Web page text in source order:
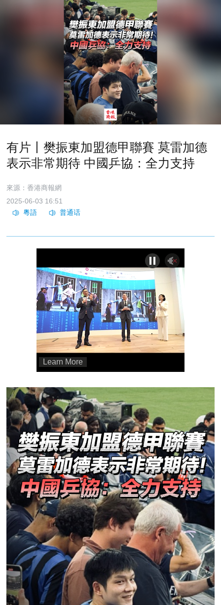
有片丨樊振東加盟德甲聯賽 莫雷加德
表示非常期待 中國乒協：全力支持
來源：香港商報網
2025-06-03 16:51